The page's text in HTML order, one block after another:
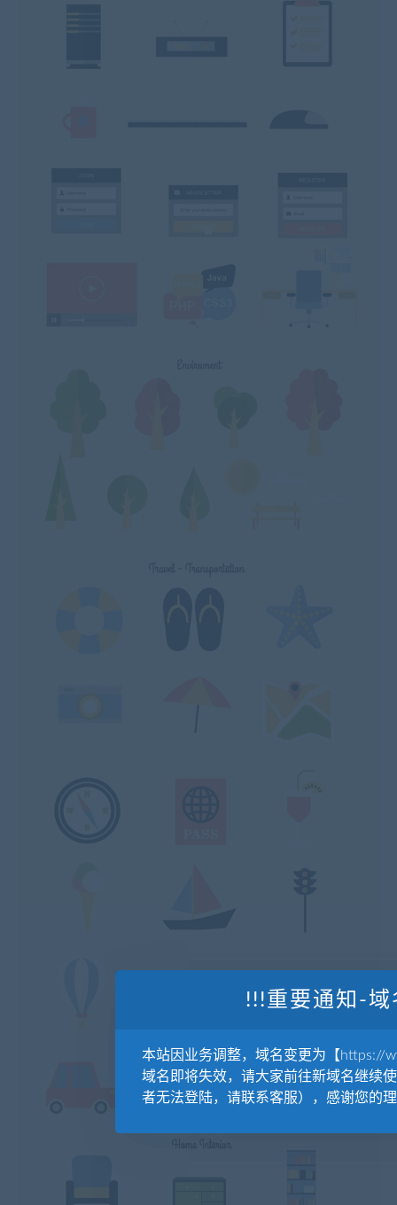
!!!重要通知-
本站因业务调整，域名变更为【https://
域名即将失效，请大家前往新域名继续
者无法登陆，请联系客服），感谢您的